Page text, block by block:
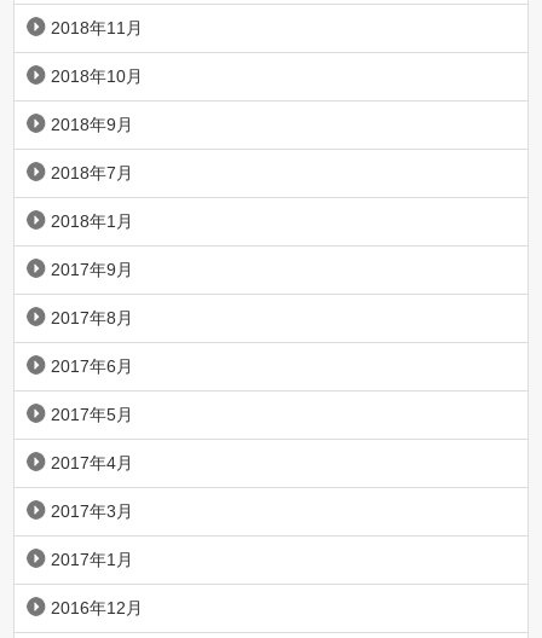
2018年11月
2018年10月
2018年9月
2018年7月
2018年1月
2017年9月
2017年8月
2017年6月
2017年5月
2017年4月
2017年3月
2017年1月
2016年12月